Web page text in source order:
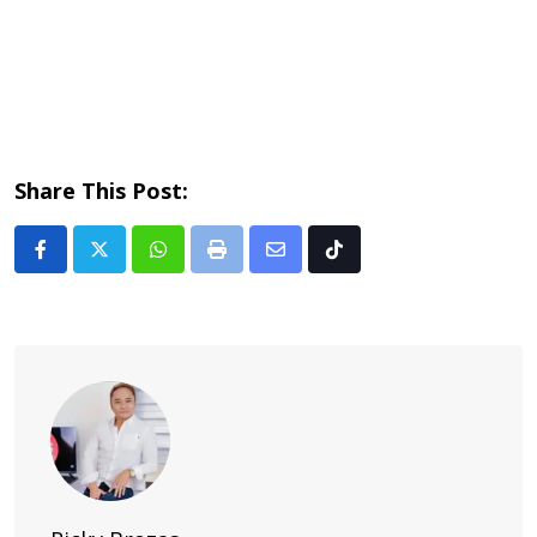
Share This Post:
Whatsapp
Print
Share Tiktok